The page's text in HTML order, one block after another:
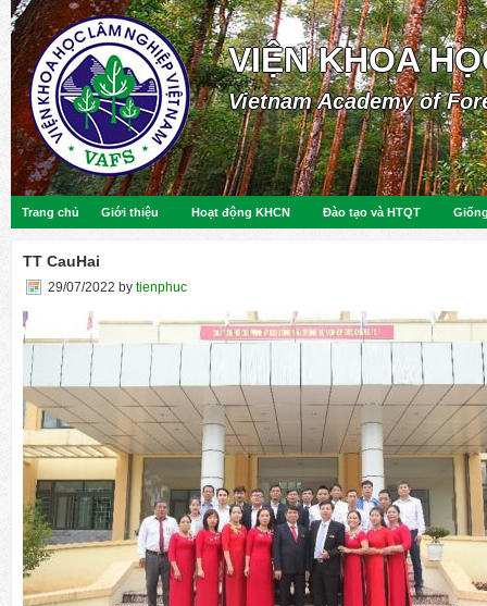
VIỆN KHOA
Vietnam Academy of
Trang chủ Giới thiệu Hoạt động KHCN Đào tạo và HTQT
TT CauHai
29/07/2022 by tienphuc